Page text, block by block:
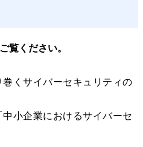
覧ください。
くサイバーセキュリティの
小企業におけるサイバーセ